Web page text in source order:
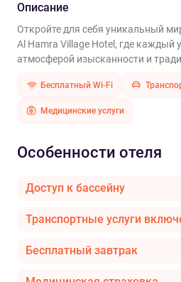
Описание
Откройте для себя уникальный
Al Hamra Village Hotel, где каждый
атмосферой изысканности и
Бесплатный Wi-Fi
Медицинские услуги
Особенности отеля
Доступ к бассейну
Транспортные услуги
Бесплатный завтрак